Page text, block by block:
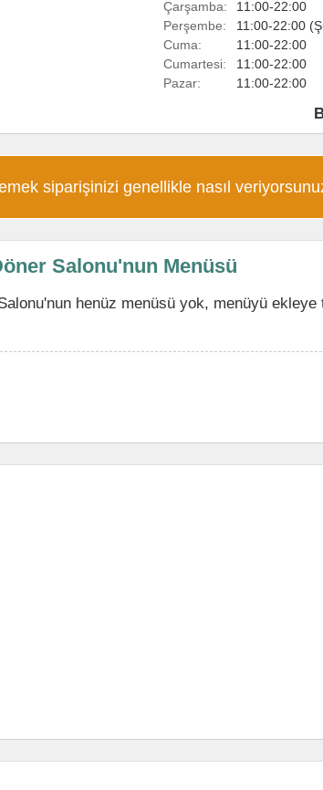
Çarşamba:
11:00-22:00
Perşembe:
11:00-22:00
Cuma:
11:00-22:00
Cumartesi:
11:00-22:00
Pazar:
11:00-22:00
siparişinizi genellikle nasıl
Salonu'nun Menüsü
henüz menüsü yok, menüyü ekleye